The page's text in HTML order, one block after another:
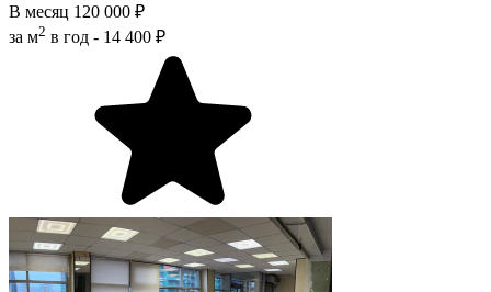
В месяц 120 000 ₽
за м2 в год - 14 400 ₽